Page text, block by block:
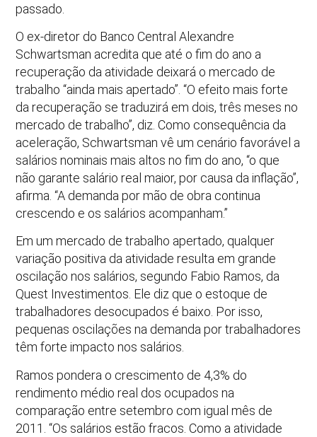
passado.
O ex-diretor do Banco Central Alexandre
Schwartsman acredita que até o fim do ano a
recuperação da atividade deixará o mercado de
trabalho “ainda mais apertado”. “O efeito mais forte
da recuperação se traduzirá em dois, três meses no
mercado de trabalho”, diz. Como consequência da
aceleração, Schwartsman vê um cenário favorável a
salários nominais mais altos no fim do ano, “o que
não garante salário real maior, por causa da inflação”,
afirma. “A demanda por mão de obra continua
crescendo e os salários acompanham.”
Em um mercado de trabalho apertado, qualquer
variação positiva da atividade resulta em grande
oscilação nos salários, segundo Fabio Ramos, da
Quest Investimentos. Ele diz que o estoque de
trabalhadores desocupados é baixo. Por isso,
pequenas oscilações na demanda por trabalhadores
têm forte impacto nos salários.
Ramos pondera o crescimento de 4,3% do
rendimento médio real dos ocupados na
comparação entre setembro com igual mês de
2011. “Os salários estão fracos. Como a atividade